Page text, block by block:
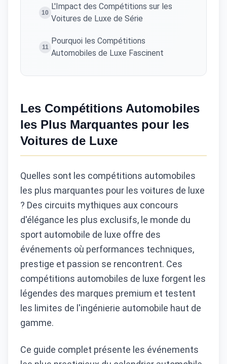
10
L'Impact des Compétitions sur les
Voitures de Luxe de Série
11
Pourquoi les Compétitions
Automobiles de Luxe Fascinent
Les Compétitions Automobiles
les Plus Marquantes pour les
Voitures de Luxe
Quelles sont les compétitions automobiles
les plus marquantes pour les voitures de luxe
? Des circuits mythiques aux concours
d'élégance les plus exclusifs, le monde du
sport automobile de luxe offre des
événements où performances techniques,
prestige et passion se rencontrent. Ces
compétitions automobiles de luxe forgent les
légendes des marques premium et testent
les limites de l'ingénierie automobile haut de
gamme.
Ce guide complet présente les événements